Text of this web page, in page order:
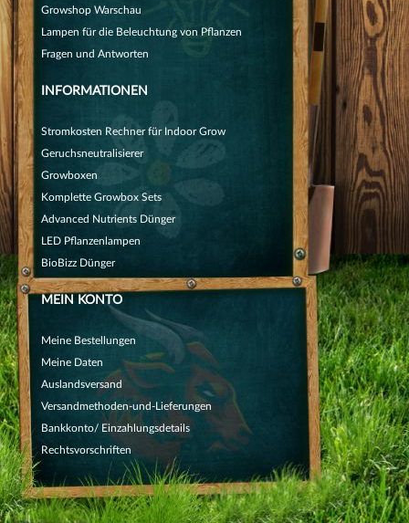
Growshop Warschau
Lampen für die Beleuchtung von Pflanzen
Fragen und Antworten
INFORMATIONEN
Stromkosten Rechner für Indoor Grow
Geruchsneutralisierer
Growboxen
Komplette Growbox Sets
Advanced Nutrients Dünger
LED Pflanzenlampen
BioBizz Dünger
MEIN KONTO
Meine Bestellungen
Meine Daten
Auslandsversand
Versandmethoden-und-Lieferungen
Bankkonto/ Einzahlungsdetails
Rechtsvorschriften